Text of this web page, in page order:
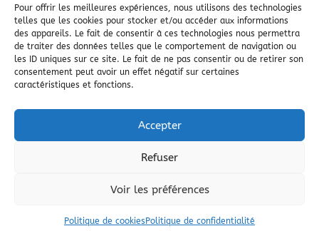
Pour offrir les meilleures expériences, nous utilisons des technologies
telles que les cookies pour stocker et/ou accéder aux informations
des appareils. Le fait de consentir à ces technologies nous permettra
de traiter des données telles que le comportement de navigation ou
les ID uniques sur ce site. Le fait de ne pas consentir ou de retirer son
consentement peut avoir un effet négatif sur certaines
caractéristiques et fonctions.
Accepter
Refuser
Voir les préférences
Politique de cookies Politique de confidentialité
Los Miquelets
66360 Mantet
04 68 05 57 59
contact@la-cavale.fr
© 2000 – 2025
Mentions légales|Politique de
confidentialité
Développé par :